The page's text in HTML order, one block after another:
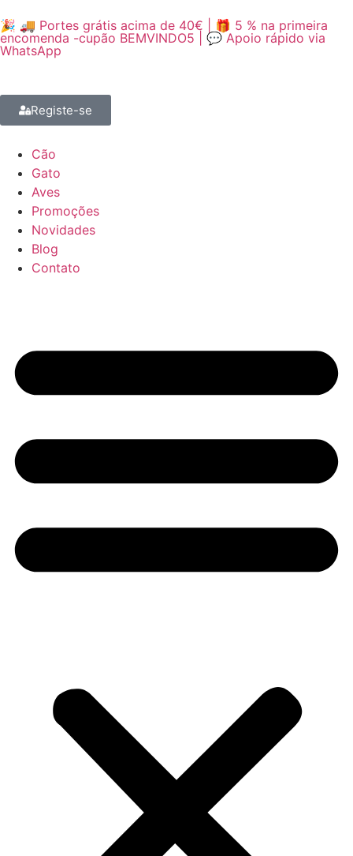
🎉 🚚 Portes grátis acima de 40€ | 🎁 5 % na primeira
encomenda -cupão BEMVINDO5 | 💬 Apoio rápido via
WhatsApp
Registe-se
Cão
Gato
Aves
Promoções
Novidades
Blog
Contato